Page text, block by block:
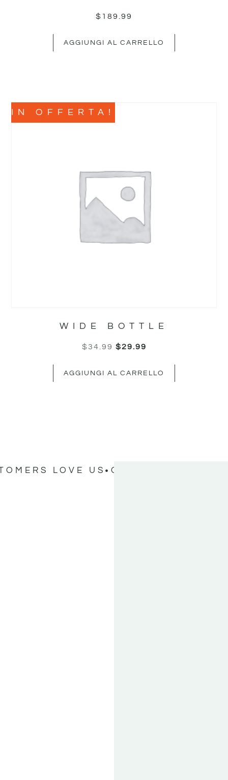
$ 189.99
AGGIUNGI AL CARRELLO
IN OFFERTA!
WIDE BOTTLE
$34.99 $29.99
AGGIUNGI AL CARRELLO
LOVE US OUR CUSTOMERS